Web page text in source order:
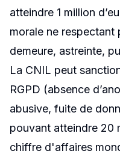
atteindre 1 million
morale ne respectant
demeure, astreinte,
La CNIL peut
RGPD (absence
abusive, fuite de
pouvant atteindre 20
chiffre d'affaires